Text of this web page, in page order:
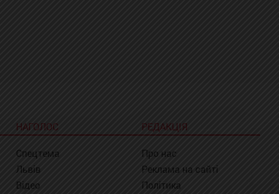
НАГОЛОС
Спецтема
Львів
Відео
РЕДАКЦІЯ
Про нас
Реклама на сайті
Політика